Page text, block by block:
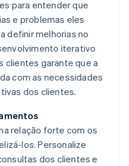
para entender que
e problemas eles
definir melhorias no
iterativo
clientes garante que a
com as necessidades
dos clientes.
relação forte com os
los. Personalize
dos clientes e